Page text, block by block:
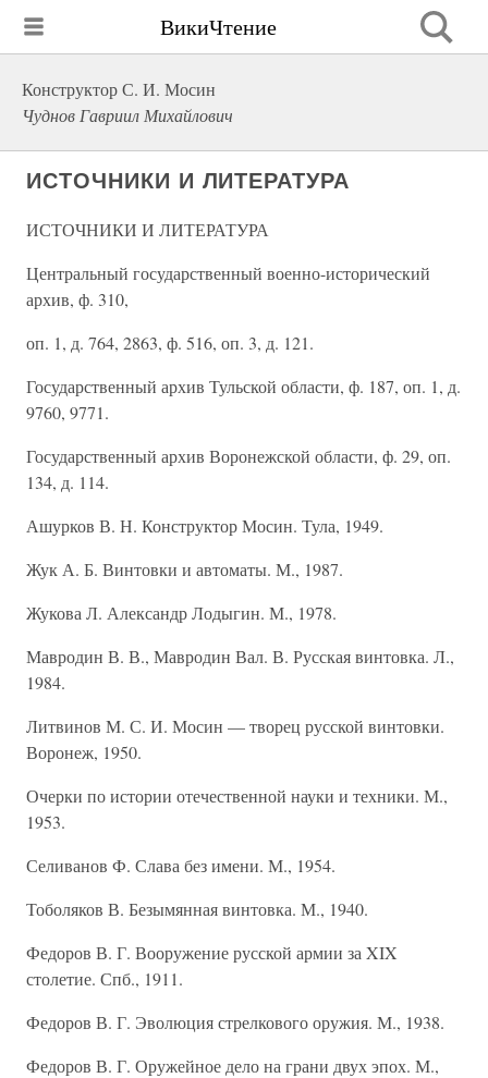
ВикиЧтение
Конструктор С. И. Мосин
Чуднов Гавриил Михайлович
ИСТОЧНИКИ И ЛИТЕРАТУРА
ИСТОЧНИКИ И ЛИТЕРАТУРА
Центральный государственный военно-исторический
архив, ф. 310,
оп. 1, д. 764, 2863, ф. 516, оп. 3, д. 121.
Государственный архив Тульской области, ф. 187, оп. 1, д.
9760, 9771.
Государственный архив Воронежской области, ф. 29, оп.
134, д. 114.
Ашурков В. Н. Конструктор Мосин. Тула, 1949.
Жук А. Б. Винтовки и автоматы. М., 1987.
Жукова Л. Александр Лодыгин. М., 1978.
Мавродин В. В., Мавродин Вал. В. Русская винтовка. Л.,
1984.
Литвинов М. С. И. Мосин — творец русской винтовки.
Воронеж, 1950.
Очерки по истории отечественной науки и техники. М.,
1953.
Селиванов Ф. Слава без имени. М., 1954.
Тоболяков В. Безымянная винтовка. М., 1940.
Федоров В. Г. Вооружение русской армии за XIX
столетие. Спб., 1911.
Федоров В. Г. Эволюция стрелкового оружия. М., 1938.
Федоров В. Г. Оружейное дело на грани двух эпох. М.,